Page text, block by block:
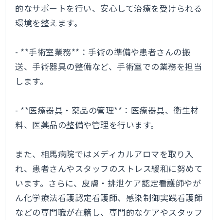
的なサポートを行い、安心して治療を受けられる
環境を整えます。
- **手術室業務**：手術の準備や患者さんの搬
送、手術器具の整備など、手術室での業務を担当
します。
- **医療器具・薬品の管理**：医療器具、衛生材
料、医薬品の整備や管理を行います。
また、相馬病院ではメディカルアロマを取り入
れ、患者さんやスタッフのストレス緩和に努めて
います。さらに、皮膚・排泄ケア認定看護師やが
ん化学療法看護認定看護師、感染制御実践看護師
などの専門職が在籍し、専門的なケアやスタッフ